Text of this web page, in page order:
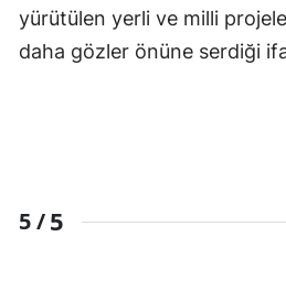
yürütülen yerli ve milli
daha gözler önüne serdiği
5 /5